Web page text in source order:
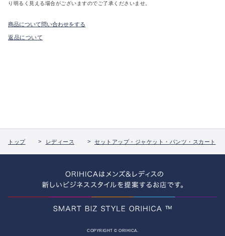
り明るく見える場合がございますのでご了承くださいませ。
商品について問い合わせをする
返品について
トップ レディース セットアップ・ジャケット・パンツ・スカート
COPYRIGHT © ORIHICA.